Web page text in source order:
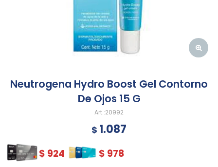
Neutrogena Hydro Boost Gel Contorno
De Ojos 15 G
20992
$ 1.087
$ 924 $ 978